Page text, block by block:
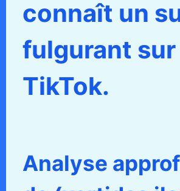
connaît un
fulgurant sur
TikTok.
Analyse